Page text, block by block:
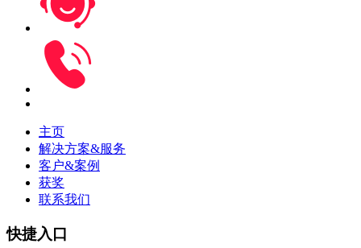
主页
解决方案&服务
客户&案例
获奖
联系我们
快捷入口